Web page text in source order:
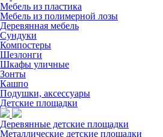
Мебель из пластика
Мебель из полимерной лозы
Деревянная мебель
Сундуки
Компостеры
Шезлонги
Шкафы уличные
Зонты
Кашпо
Подушки, аксессуары
Детские площадки
Деревянные детские площадки
Металлические детские площадки